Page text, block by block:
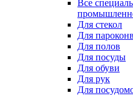
Все
Для стекол
Для
Для полов
Для посуды
Для обуви
Для рук
Для